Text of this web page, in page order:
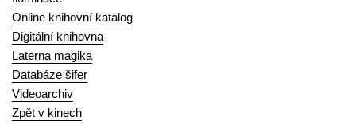
Online knihovní katalog
Digitální knihovna
Laterna magika
Databáze šifer
Videoarchiv
Zpět v kinech